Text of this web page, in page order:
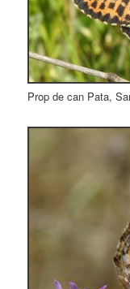
Prop de can Pata,